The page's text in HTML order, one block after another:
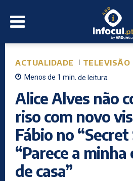
ACTUALIDADE TELEVISÃO
Menos de 1 min. de leitura
Alice Alves não
riso com novo
Fábio no
“Parece a
de casa”